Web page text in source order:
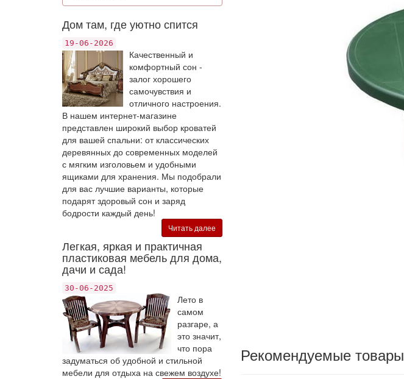
Дом там, где уютно спится
19-06-2026
Качественный и
комфортный сон -
залог хорошего
самочувствия и
отличного настроения.
В нашем интернет-магазине
представлен широкий выбор кроватей
для вашей спальни: от классических
деревянных до современных моделей
с мягким изголовьем и удобными
ящиками для хранения. Мы подобрали
для вас лучшие варианты, которые
подарят здоровый сон и заряд
бодрости каждый день!
Читать далее
Легкая, яркая и практичная
пластиковая мебель для дома,
дачи и сада!
30-06-2025
Лето в
самом
разгаре, а
это значит,
что пора
задуматься об удобной и стильной
мебели для отдыха на свежем воздухе!
Рекомендуемые товары